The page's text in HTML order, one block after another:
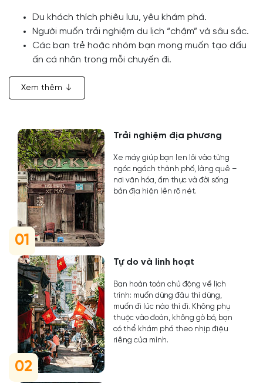
Du khách thích phiêu lưu, yêu khám phá.
Người muốn trải nghiệm du lịch “chậm” và sâu sắc.
Các bạn trẻ hoặc nhóm bạn mong muốn tạo dấu
ấn cá nhân trong mỗi chuyến đi.
Xem thêm
01
Trải nghiệm địa phương
Xe máy giúp bạn len lỏi vào từng
ngóc ngách thành phố, làng quê –
nơi văn hóa, ẩm thực và đời sống
bản địa hiện lên rõ nét.
02
Tự do và linh hoạt
Bạn hoàn toàn chủ động về lịch
trình: muốn dừng đâu thì dừng,
muốn đi lúc nào thì đi. Không phụ
thuộc vào đoàn, không gò bó, bạn
có thể khám phá theo nhịp điệu
riêng của mình.